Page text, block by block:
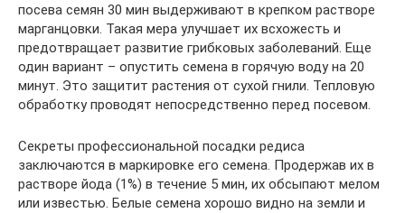
посева семян 30 мин выдерживают в крепком растворе
марганцовки. Такая мера улучшает их всхожесть и
предотвращает развитие грибковых заболеваний. Еще
один вариант – опустить семена в горячую воду на 20
минут. Это защитит растения от сухой гнили. Тепловую
обработку проводят непосредственно перед посевом.
Секреты профессиональной посадки редиса
заключаются в маркировке его семена. Продержав их в
растворе йода (1%) в течение 5 мин, их обсыпают мелом
или известью. Белые семена хорошо видно на земли и